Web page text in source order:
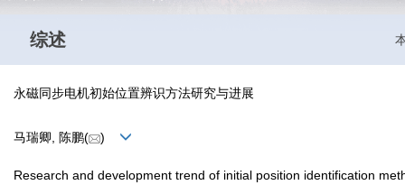
综述
永磁同步电机初始位置辨识方法研究与进展
马瑞卿, 陈鹏( )
Research and development trend of initial position identification